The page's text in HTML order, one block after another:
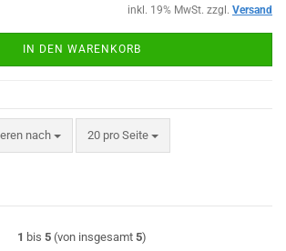
inkl. 19% MwSt. zzgl. Versand
IN DEN WARENKORB
nach
nach 20 pro Seite
pro Seite
1 bis 5 (von insgesamt 5)